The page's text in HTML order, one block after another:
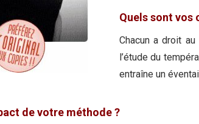
Quels sont vos
Chacun a droit
l’étude du
entraîne un
de votre méthode ?